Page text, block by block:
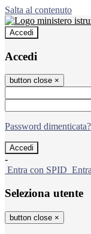
Salta al contenuto
Accedi
Accedi
button close ×
Password dimenticata?
-
Entra con SPID
Seleziona utente
button close ×